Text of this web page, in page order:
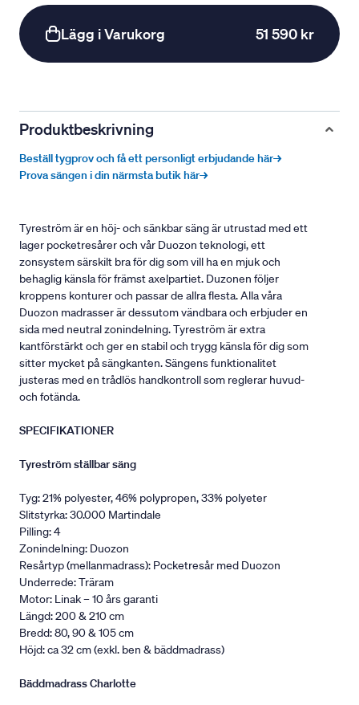
Lägg i Varukorg 51 590 kr
Produktbeskrivning
Beställ tygprov och få ett personligt erbjudande här→
Prova sängen i din närmsta butik här→
Tyreström är en höj- och sänkbar säng är utrustad med ett
lager pocketresårer och vår Duozon teknologi, ett
zonsystem särskilt bra för dig som vill ha en mjuk och
behaglig känsla för främst axelpartiet. Duzonen följer
kroppens konturer och passar de allra flesta. Alla våra
Duozon madrasser är dessutom vändbara och erbjuder en
sida med neutral zonindelning. Tyreström är extra
kantförstärkt och ger en stabil och trygg känsla för dig som
sitter mycket på sängkanten. Sängens funktionalitet
justeras med en trådlös handkontroll som reglerar huvud-
och fotända.
SPECIFIKATIONER
Tyreström ställbar säng
Tyg: 21% polyester, 46% polypropen, 33% polyeter
Slitstyrka: 30.000 Martindale
Pilling: 4
Zonindelning: Duozon
Resårtyp (mellanmadrass): Pocketresår med Duozon
Underrede: Träram
Motor: Linak – 10 års garanti
Längd: 200 & 210 cm
Bredd: 80, 90 & 105 cm
Höjd: ca 32 cm (exkl. ben & bäddmadrass)
Bäddmadrass Charlotte